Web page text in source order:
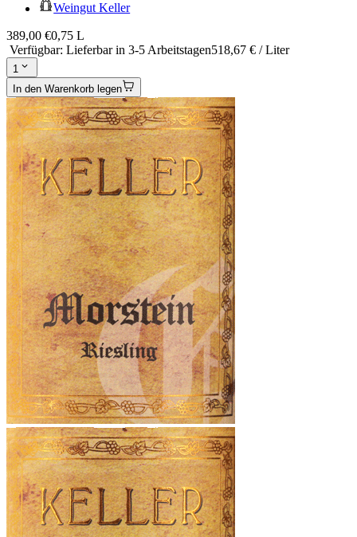
Weingut Keller
389,00 €0,75 L
Verfügbar: Lieferbar in 3-5 Arbeitstagen518,67 € / Liter
1
In den Warenkorb legen